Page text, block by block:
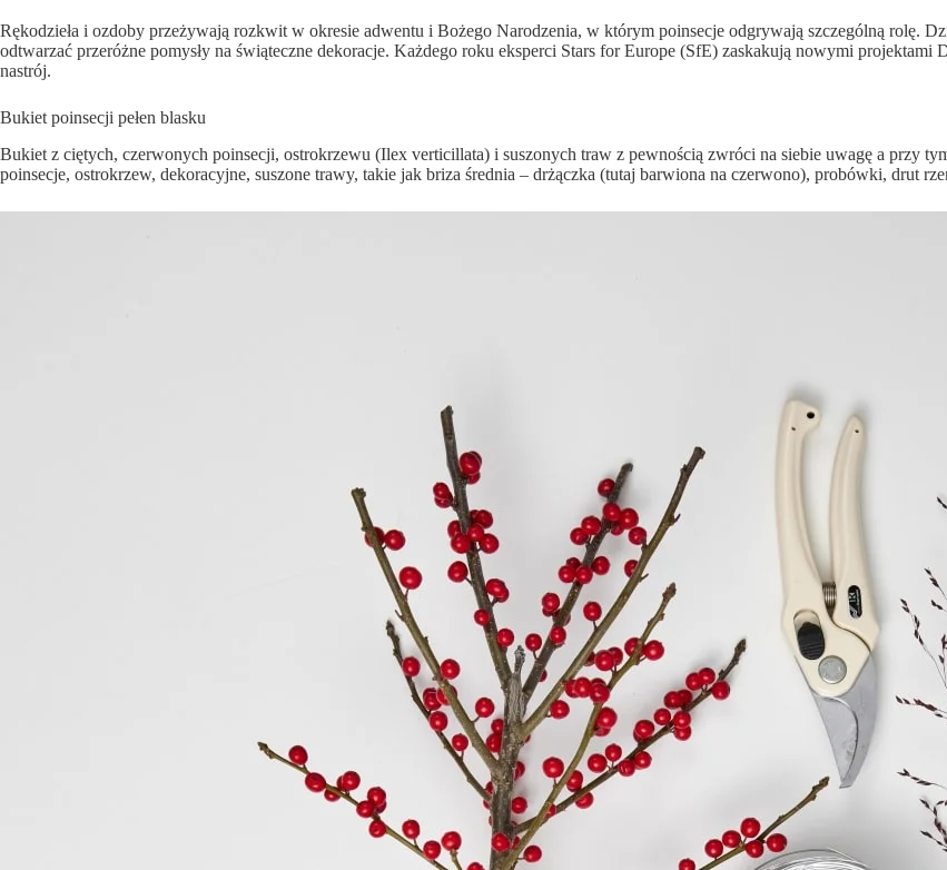
Rękodzieła i ozdoby przeżywają rozkwit w okresie adwentu i Bożego Narodzenia, w którym poinsecje odgrywają szczególną rolę.
odtwarzać przeróżne pomysły na świąteczne dekoracje. Każdego roku eksperci Stars for Europe (SfE) zaskakują nowymi
nastrój.
Bukiet poinsecji pełen blasku
Bukiet z ciętych, czerwonych poinsecji, ostrokrzewu (Ilex verticillata) i suszonych traw z pewnością zwróci na siebie uwagę a przy
poinsecje, ostrokrzew, dekoracyjne, suszone trawy, takie jak briza średnia – drżączka (tutaj barwiona na czerwono), probówki, drut